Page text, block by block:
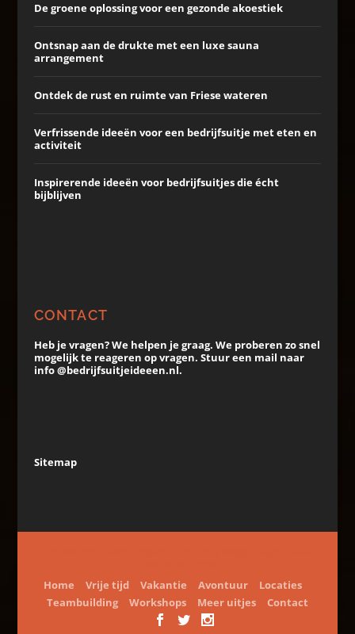
De groene oplossing voor een gezonde akoestiek
Ontsnap aan de drukte met een luxe sauna
arrangement
Ontdek de rust en ruimte van Friese wateren
Verfrissende ideeën voor een bedrijfsuitje met eten en
activiteit
Inspirerende ideeën voor bedrijfsuitjes die écht
bijblijven
CONTACT
Heb je vragen? We helpen je graag. We proberen zo snel
mogelijk te reageren op vragen. Stuur een mail naar
info @bedrijfsuitjeideeen.nl.
Sitemap
Home
Vrije tijd Vakantie Avontuur
Locaties
Teambuilding
Workshops Meer uitjes Contact